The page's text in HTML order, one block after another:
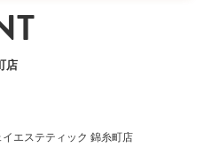
店
イエステティック 錦糸町店